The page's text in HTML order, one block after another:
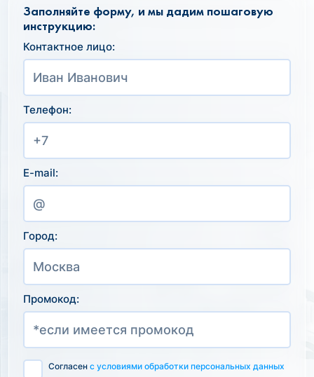
Заполняйте форму, и мы дадим пошаговую
инструкцию:
Контактное лицо:
Телефон:
E-mail:
Город:
Промокод:
Согласен с условиями обработки персональных данных